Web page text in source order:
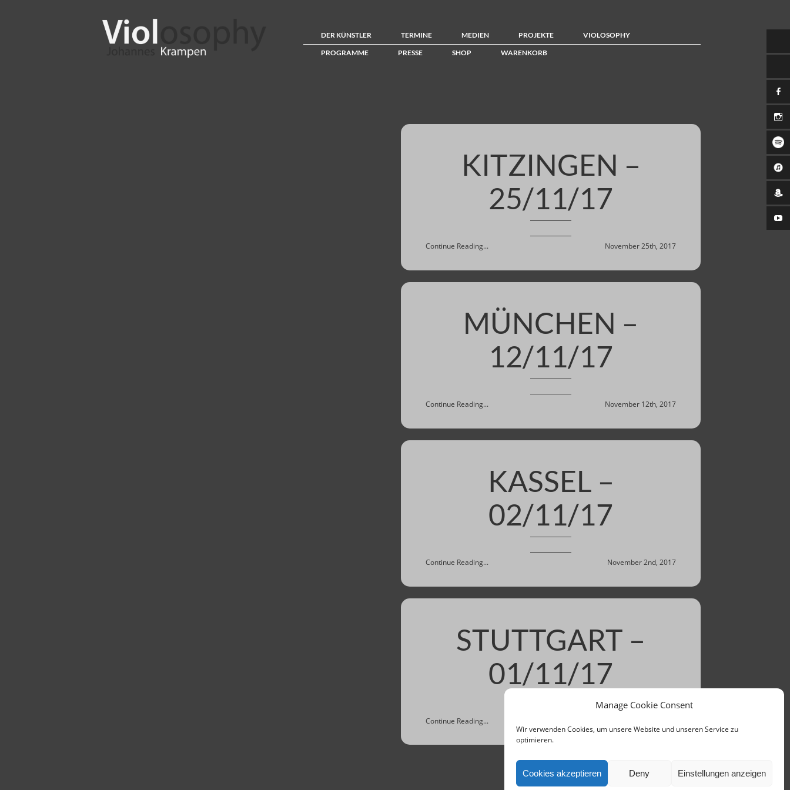
Manage Cookie Consent
Wir verwenden Cookies, um unsere Website und unseren Service zu
optimieren.
Cookies akzeptieren Deny Einstellungen anzeigen
DER KÜNSTLER TERMINE MEDIEN PROJEKTE
VIOLOSOPHY
PROGRAMME
PRESSE SHOP WARENKORB
KITZINGEN –
25/11/17
Continue Reading... November 25th, 2017
MÜNCHEN –
12/11/17
Continue Reading... November 12th, 2017
KASSEL –
02/11/17
Continue Reading... November 2nd, 2017
STUTTGART –
01/11/17
Continue Reading...